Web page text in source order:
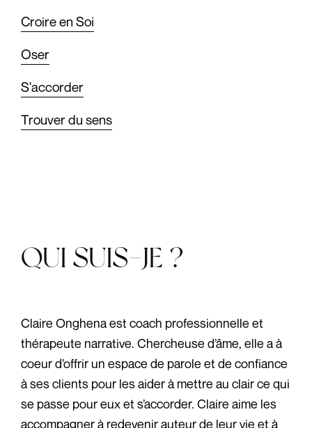
Croire en Soi
Oser
S'accorder
Trouver du sens
QUI SUIS-JE ?
Claire Onghena est coach professionnelle et
thérapeute narrative. Chercheuse d’âme, elle a à
coeur d’offrir un espace de parole et de confiance
à ses clients pour les aider à mettre au clair ce qui
se passe pour eux et s’accorder. Claire aime les
accompagner à redevenir auteur de leur vie et à